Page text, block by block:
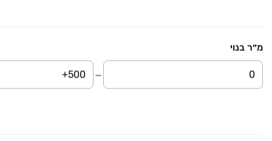
מ״ר בנוי
בית פרטי/ קוטג', נאות הדרים, גן יבנה